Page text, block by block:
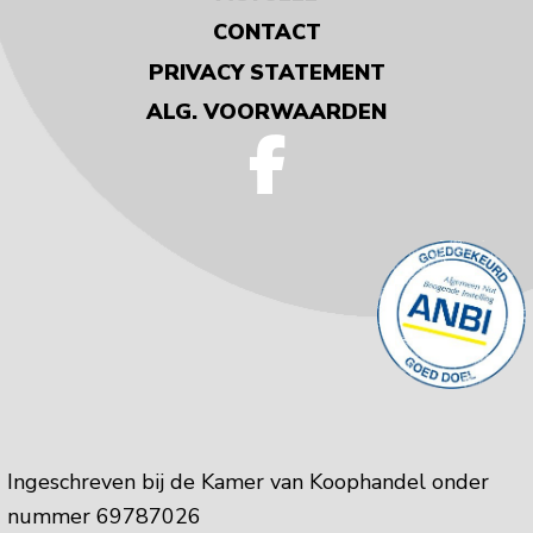
CONTACT
PRIVACY STATEMENT
ALG. VOORWAARDEN
Ingeschreven bij de Kamer van Koophandel onder
nummer 69787026